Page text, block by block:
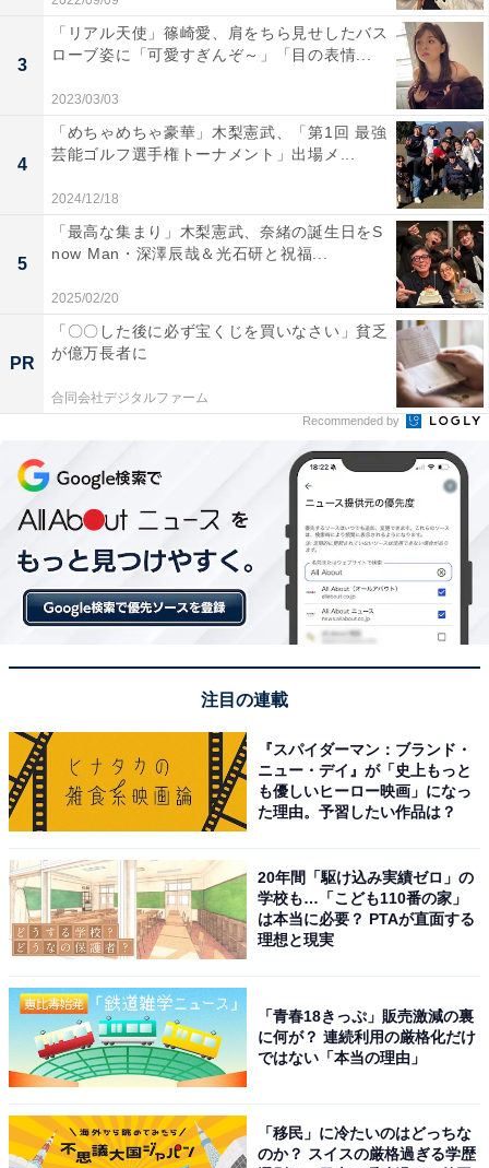
3
「リアル天使」篠崎愛、肩をちら見せしたバス
ローブ姿に「可愛すぎんぞ～」「目の表情...
2023/03/03
4
「めちゃめちゃ豪華」木梨憲武、「第1回 最強
芸能ゴルフ選手権トーナメント」出場メ...
2024/12/18
5
「最高な集まり」木梨憲武、奈緒の誕生日をS
now Man・深澤辰哉＆光石研と祝福...
2025/02/20
PR
「〇〇した後に必ず宝くじを買いなさい」貧乏
が億万長者に
合同会社デジタルファーム
Recommended by
注目の連載
『スパイダーマン：ブランド・
ニュー・デイ』が「史上もっと
も優しいヒーロー映画」になっ
た理由。予習したい作品は？
20年間「駆け込み実績ゼロ」の
学校も…「こども110番の家」
は本当に必要？ PTAが直面する
理想と現実
「青春18きっぷ」販売激減の裏
に何が？ 連続利用の厳格化だけ
ではない「本当の理由」
「移民」に冷たいのはどっちな
のか？ スイスの厳格過ぎる学歴